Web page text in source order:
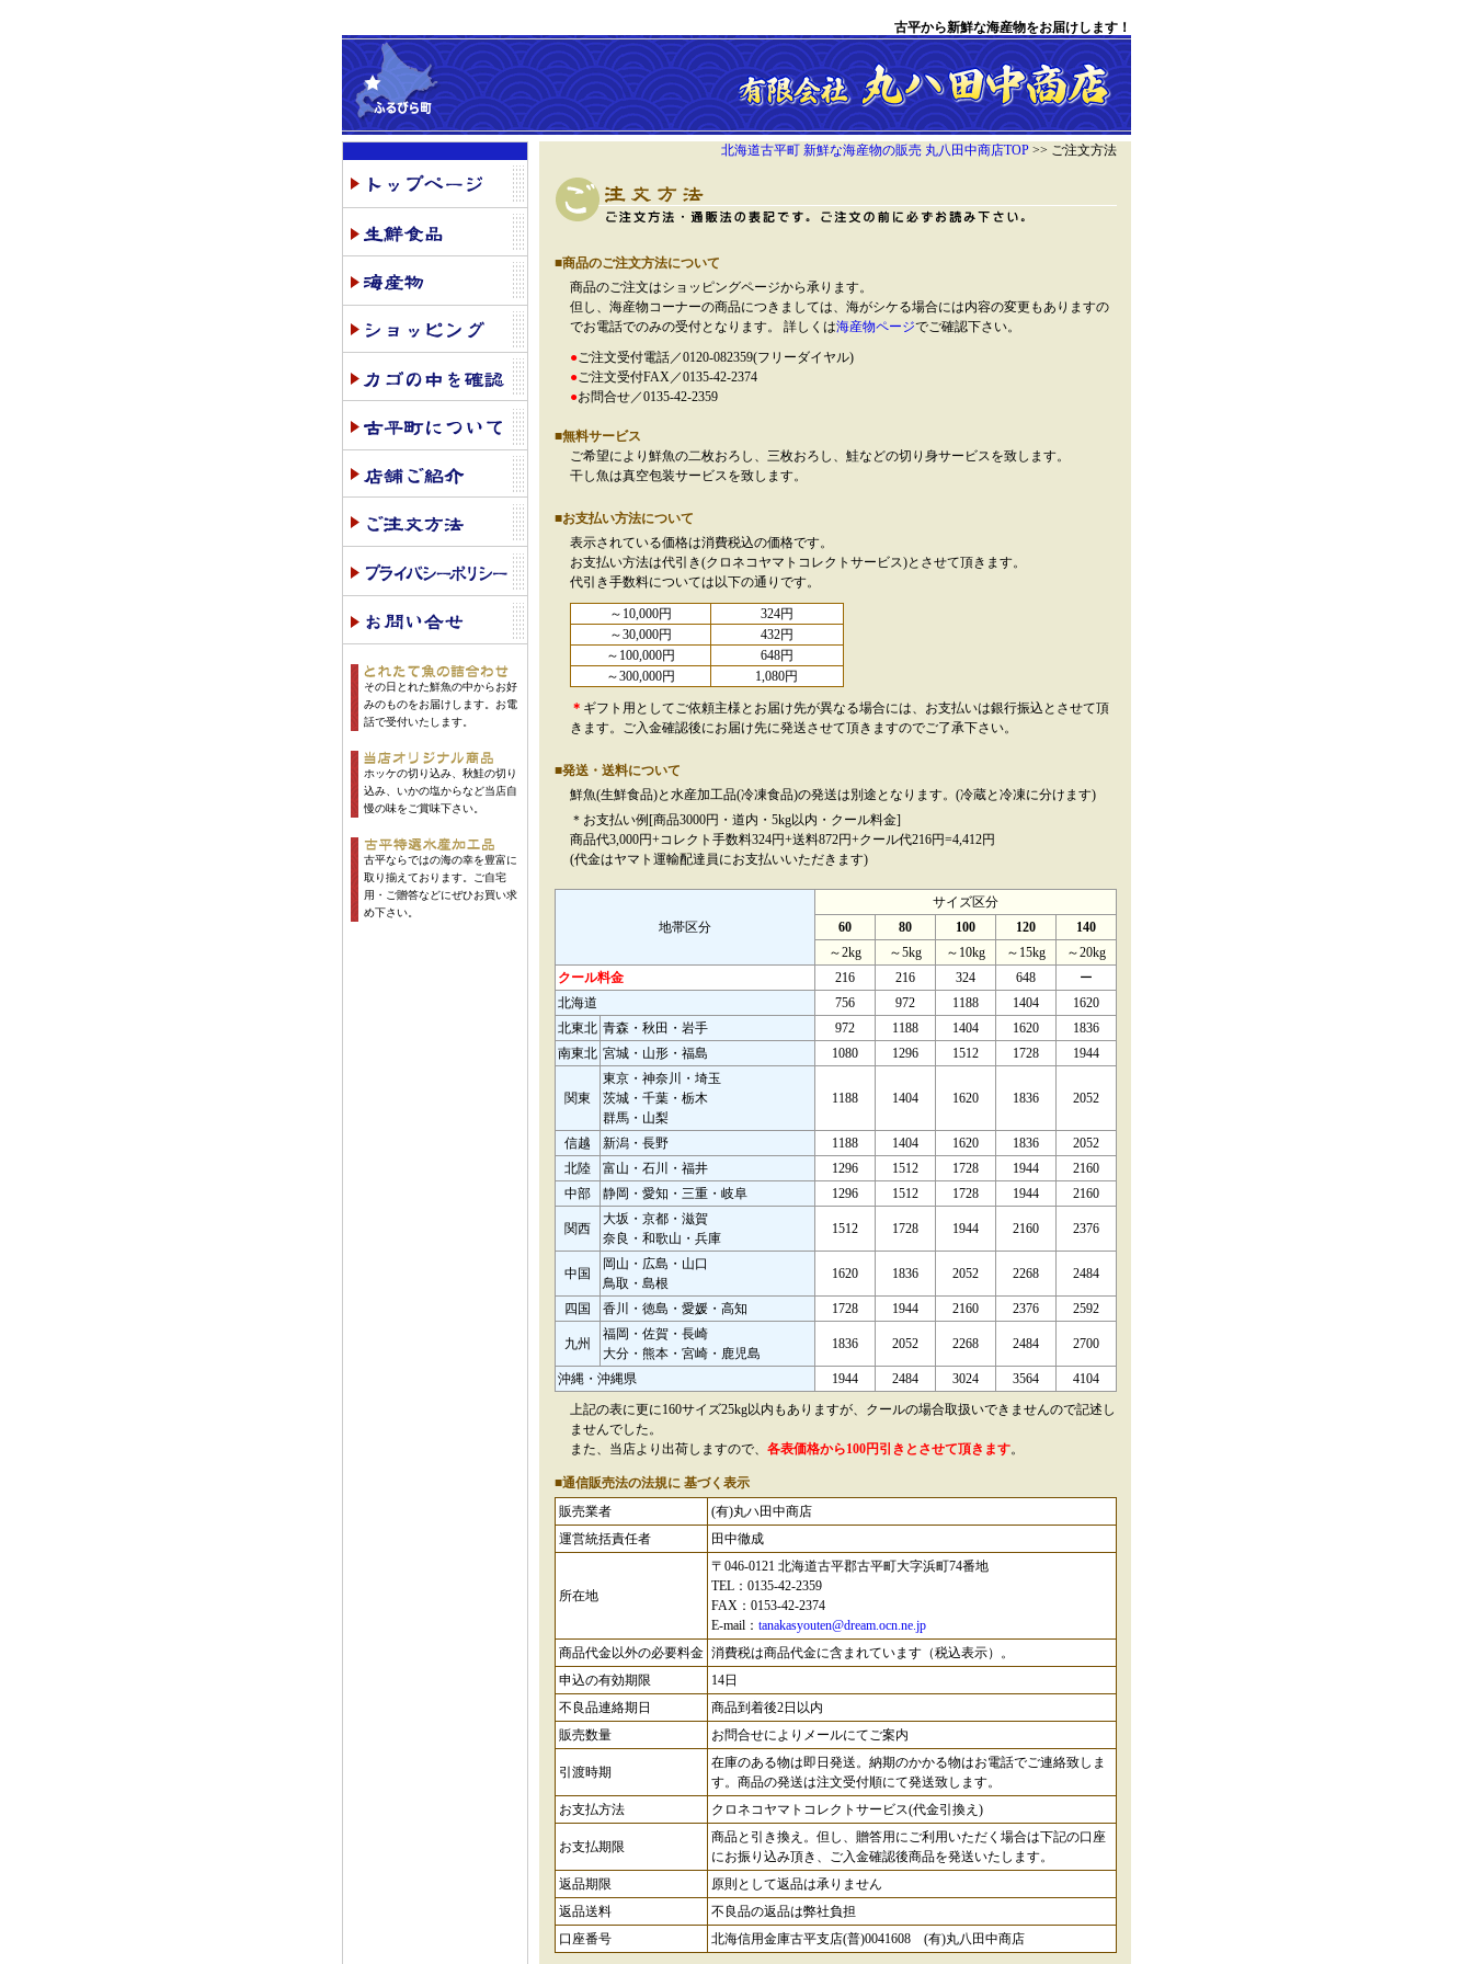
古平から新鮮な海産物をお届けします！
その日とれた鮮魚の中からお好
みのものをお届けします。お電
話で受付いたします。
ホッケの切り込み、秋鮭の切り
込み、いかの塩からなど当店自
慢の味をご賞味下さい。
古平ならではの海の幸を豊富に
取り揃えております。ご自宅
用・ご贈答などにぜひお買い求
め下さい。
北海道古平町 新鮮な海産物の販売 丸八田中商店TOP>> ご注文方法
■商品のご注文方法について
商品のご注文はショッピングページから承ります。
但し、海産物コーナーの商品につきましては、海がシケる場合には内容の変更もありますの
でお電話でのみの受付となります。 詳しくは海産物ページでご確認下さい。
●ご注文受付電話／0120-082359(フリーダイヤル)
●ご注文受付FAX／0135-42-2374
●お問合せ／0135-42-2359
■無料サービス
ご希望により鮮魚の二枚おろし、三枚おろし、鮭などの切り身サービスを致します。
干し魚は真空包装サービスを致します。
■お支払い方法について
表示されている価格は消費税込の価格です。
お支払い方法は代引き(クロネコヤマトコレクトサービス)とさせて頂きます。
代引き手数料については以下の通りです。
～10,000円
324円
～30,000円
432円
～100,000円
648円
～300,000円
1,080円
＊ ギフト用としてご依頼主様とお届け先が異なる場合には、お支払いは銀行振込とさせて頂
きます。ご入金確認後にお届け先に発送させて頂きますのでご了承下さい。
■発送・送料について
鮮魚(生鮮食品)と水産加工品(冷凍食品)の発送は別途となります。(冷蔵と冷凍に分けます)
＊お支払い例[商品3000円・道内・5kg以内・クール料金]
商品代3,000円+コレクト手数料324円+送料872円+クール代216円=4,412円
(代金はヤマト運輸配達員にお支払いいただきます)
地帯区分
サイズ区分
60
80 100 120
140
～2kg
～5kg ～10kg ～15kg
～20kg
クール料金
216 216 324 648
ー
北海道
756 972 1188 1404
1620
北東北 青森・秋田・岩手 972 1188 1404 1620
1836
南東北 宮城・山形・福島 1080 1296 1512 1728 1944
関東
東京・神奈川・埼玉
茨城・千葉・栃木
群馬・山梨
1188 1404 1620 1836 2052
信越 新潟・長野 1188 1404 1620 1836
2052
北陸
富山・石川・福井 1296 1512 1728 1944
2160
中部
静岡・愛知・三重・岐阜 1296 1512 1728 1944 2160
関西
大坂・京都・滋賀
奈良・和歌山・兵庫
1512 1728 1944 2160 2376
中国
岡山・広島・山口
鳥取・島根
1620 1836 2052 2268 2484
四国 香川・徳島・愛媛・高知 1728 1944 2160 2376 2592
九州
福岡・佐賀・長崎
大分・熊本・宮崎・鹿児島
1836 2052 2268 2484 2700
沖縄・沖縄県 1944 2484 3024 3564
4104
上記の表に更に160サイズ25kg以内もありますが、クールの場合取扱いできませんので記述し
ませんでした。
また、当店より出荷しますので、 各表価格から100円引きとさせて頂きます。
■通信販売法の法規に 基づく表示
販売業者
(有)丸ハ田中商店
運営統括責任者
田中徹成
所在地
〒046-0121 北海道古平郡古平町大字浜町74番地
TEL：0135-42-2359
FAX：0153-42-2374
E-mail： tanakasyouten@dream.ocn.ne.jp
商品代金以外の必要料金 消費税は商品代金に含まれています（税込表示）。
申込の有効期限
14日
不良品連絡期日
商品到着後2日以内
販売数量
お問合せによりメールにてご案内
引渡時期
在庫のある物は即日発送。納期のかかる物はお電話でご連絡致しま
す。商品の発送は注文受付順にて発送致します。
お支払方法
クロネコヤマトコレクトサービス(代金引換え)
お支払期限
商品と引き換え。但し、贈答用にご利用いただく場合は下記の口座
にお振り込み頂き、ご入金確認後商品を発送いたします。
返品期限
原則として返品は承りません
返品送料
不良品の返品は弊社負担
口座番号
北海信用金庫古平支店(普)0041608 (有)丸八田中商店